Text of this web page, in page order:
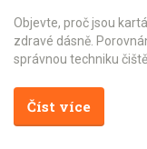
Objevte, proč jsou
zdravé dásně.
správnou techniku
Číst více